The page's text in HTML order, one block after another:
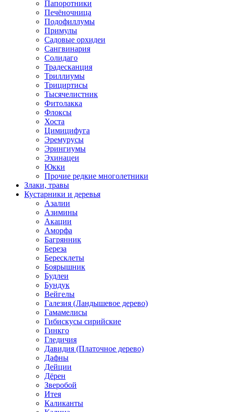
Папоротники
Печёночница
Подофиллумы
Примулы
Садовые орхидеи
Сангвинария
Солидаго
Традесканция
Триллиумы
Трициртисы
Тысячелистник
Фитолакка
Флоксы
Хоста
Цимицифуга
Эремурусы
Эрингиумы
Эхинацеи
Юкки
Прочие редкие многолетники
Злаки, травы
Кустарники и деревья
Азалии
Азимины
Акации
Аморфа
Багрянник
Береза
Бересклеты
Боярышник
Будлеи
Бундук
Вейгелы
Галезия (Ландышевое дерево)
Гамамелисы
Гибискусы сирийские
Гинкго
Гледичия
Давидия (Платочное дерево)
Дафны
Дейции
Дёрен
Зверобой
Итея
Каликанты